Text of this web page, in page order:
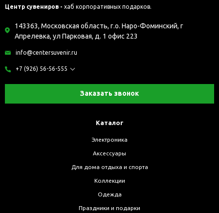
Центр сувениров - хаб корпоративных подарков.
143363, Московская область, г.о. Наро-Фоминский, г
Апрелевка, ул Парковая, д. 1 офис 223
info@centersuvenir.ru
+7 (926) 56-56-555
Заказать звонок
Каталог
Электроника
Аксессуары
Для дома отдыха и спорта
Коллекции
Одежда
Праздники и подарки